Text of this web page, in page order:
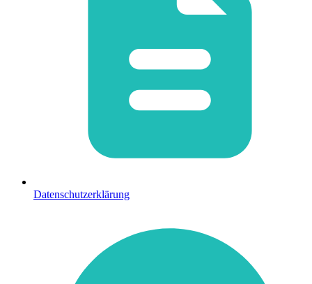
Datenschutzerklärung